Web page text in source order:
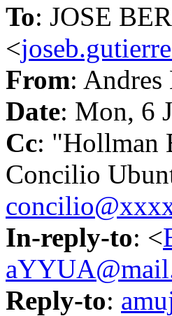
To: JOSE
<
From:
Date: Mon, 6
Cc: "Hollman
Concilio
In-reply-to: <
Reply-to: